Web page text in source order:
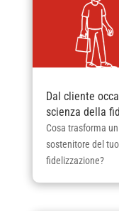
Dal cliente
scienza della
Cosa trasforma
sostenitore del
fidelizzazione?